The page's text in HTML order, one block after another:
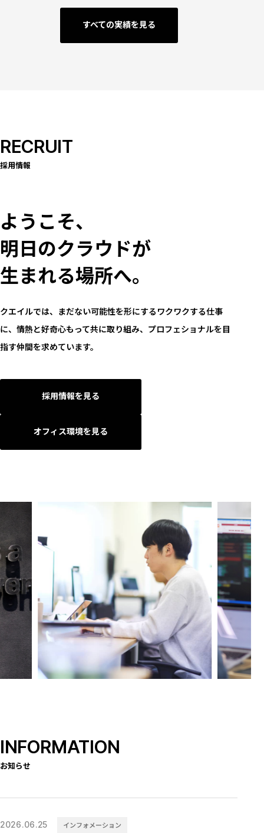
すべての実績を見る
RECRUIT
採用情報
ようこそ、
明日のクラウドが
生まれる場所へ。
クエイルでは、まだない可能性を形にするワクワクする仕事
に、情熱と好奇心もって共に取り組み、プロフェショナルを目
指す仲間を求めています。
採用情報を見る
オフィス環境を見る
INFORMATION
お知らせ
2026.06.25 インフォメーション